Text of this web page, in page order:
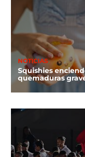
NOTICIAS
Squishies
quemaduras